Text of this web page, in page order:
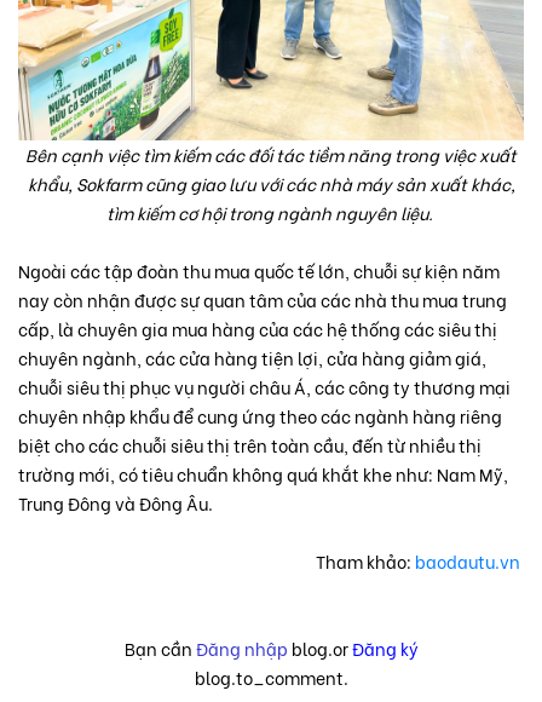
Bên cạnh việc tìm kiếm các đối tác tiềm năng trong việc xuất
khẩu, Sokfarm cũng giao lưu với các nhà máy sản xuất khác,
tìm kiếm cơ hội trong ngành nguyên liệu.
Ngoài các tập đoàn thu mua quốc tế lớn, chuỗi sự kiện năm
nay còn nhận được sự quan tâm của các nhà thu mua trung
cấp, là chuyên gia mua hàng của các hệ thống các siêu thị
chuyên ngành, các cửa hàng tiện lợi, cửa hàng giảm giá,
chuỗi siêu thị phục vụ người châu Á, các công ty thương mại
chuyên nhập khẩu để cung ứng theo các ngành hàng riêng
biệt cho các chuỗi siêu thị trên toàn cầu, đến từ nhiều thị
trường mới, có tiêu chuẩn không quá khắt khe như: Nam Mỹ,
Trung Đông và Đông Âu.
Tham khảo: baodautu.vn
Bạn cầnĐăng nhập blog.orĐăng ký
blog.to_comment.